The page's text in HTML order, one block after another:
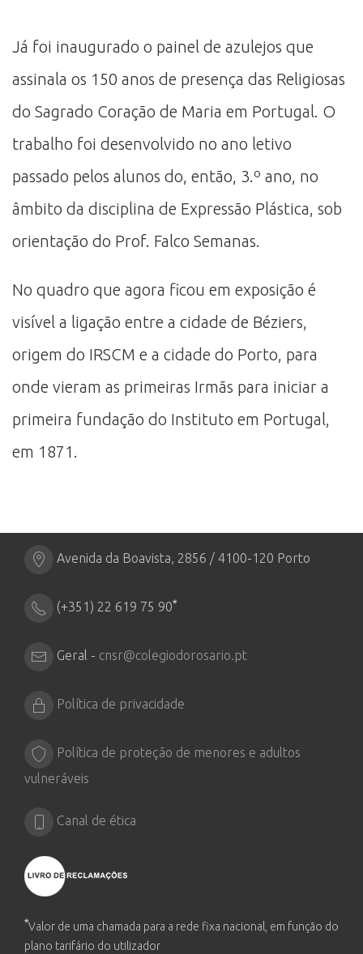
Já foi inaugurado o painel de azulejos que
assinala os 150 anos de presença das Religiosas
do Sagrado Coração de Maria em Portugal. O
trabalho foi desenvolvido no ano letivo
passado pelos alunos do, então, 3.º ano, no
âmbito da disciplina de Expressão Plástica, sob
orientação do Prof. Falco Semanas.
No quadro que agora ficou em exposição é
visível a ligação entre a cidade de Béziers,
origem do IRSCM e a cidade do Porto, para
onde vieram as primeiras Irmãs para iniciar a
primeira fundação do Instituto em Portugal,
em 1871.
Avenida da Boavista, 2856 / 4100-120 Porto
(+351) 22 619 75 90*
Geral - cnsr@colegiodorosario.pt
Política de privacidade
Política de proteção de menores e adultos
vulneráveis
Canal de ética
*Valor de uma chamada para a rede fixa nacional, em função do
plano tarifário do utilizador